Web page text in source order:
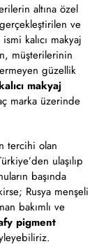
altına özel
ve
kalıcı makyaj
müşterilerinin
güzellik
makyaj
marka üzerinde
tercihi olan
ulaşılıp
başında
Rusya menşeli
bakımlı ve
pigment